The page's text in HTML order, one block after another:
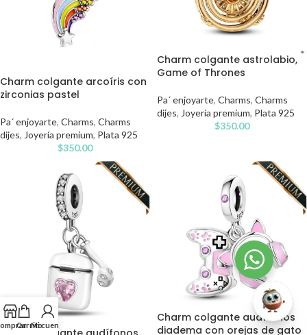
Charm colgante arcoíris con
zirconias pastel
Pa´ enjoyarte, Charms, Charms
dijes, Joyería premium, Plata 925
$350.00
Charm colgante astrolabio,
Game of Thrones
Pa´ enjoyarte, Charms, Charms
dijes, Joyería premium, Plata 925
$350.00
Charm colgante audífonos
diadema con orejas de gato
CarritoMi cuenta